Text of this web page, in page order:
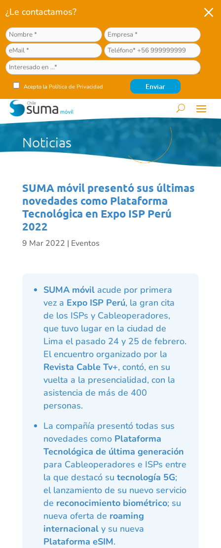
¿Le contactamos?
Acepto la Política de Privacidad
M
Noticias
SUMA móvil presentó sus últimas
novedades como Plataforma
Tecnológica en Expo ISP Perú
2022
9 Mar 2022 | Eventos
SUMA móvilacude por primera
vez a Expo ISP Perú, la gran cita
de los ISPs y Cableoperadores,
que tuvo lugar en la ciudad de
Lima el pasado 24 y 25 de febrero.
El encuentro organizado por la
Revista Cable Tv+, contó, en su
vuelta a la presencialidad, con la
asistencia de más de 400
personas.
La compañía presentó todas sus
novedades como Plataforma
Tecnológica de última generación
para Cableoperadores e ISPs entre
la que destacó su tecnología 5G;
el lanzamiento de su nuevo servicio
de reconocimiento biométrico; su
nueva oferta de roaming
internacionaly su nueva
Plataforma eSIM.